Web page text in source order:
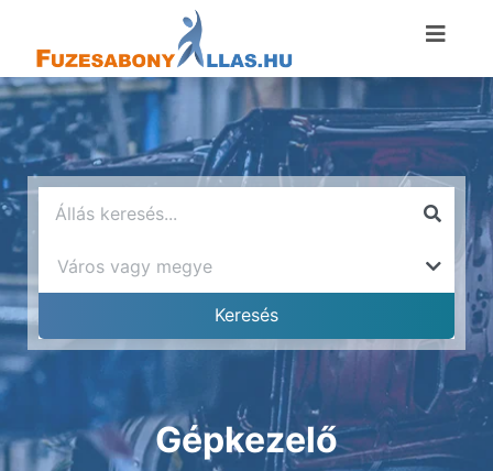
Gépkezelő